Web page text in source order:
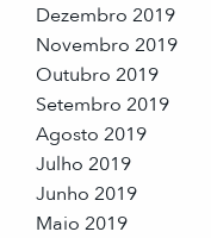
Dezembro 2019
Novembro 2019
Outubro 2019
Setembro 2019
Agosto 2019
Julho 2019
Junho 2019
Maio 2019